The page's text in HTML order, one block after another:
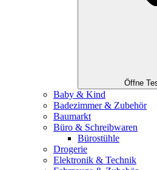
Öffne
Baby & Kind
Badezimmer & Zubehör
Baumarkt
Büro & Schreibwaren
Bürostühle
Drogerie
Elektronik & Technik